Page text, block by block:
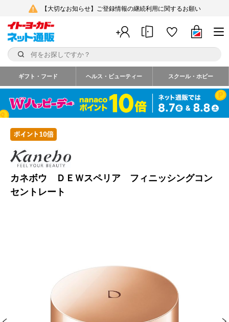
【大切なお知らせ】ご登録情報の継続利用に関するお願い
ギフト・フード ヘルス・ビューティー スクール・ホビー
カネボウ ＤＥＷスペリア フィニッシングコン
セントレート